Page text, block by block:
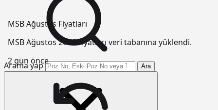
Arama yap Ara
MSB Ağustos Fiyatları
MSB Ağustos 2026 Fiyatları veri tabanına yüklendi.
2 gün önce